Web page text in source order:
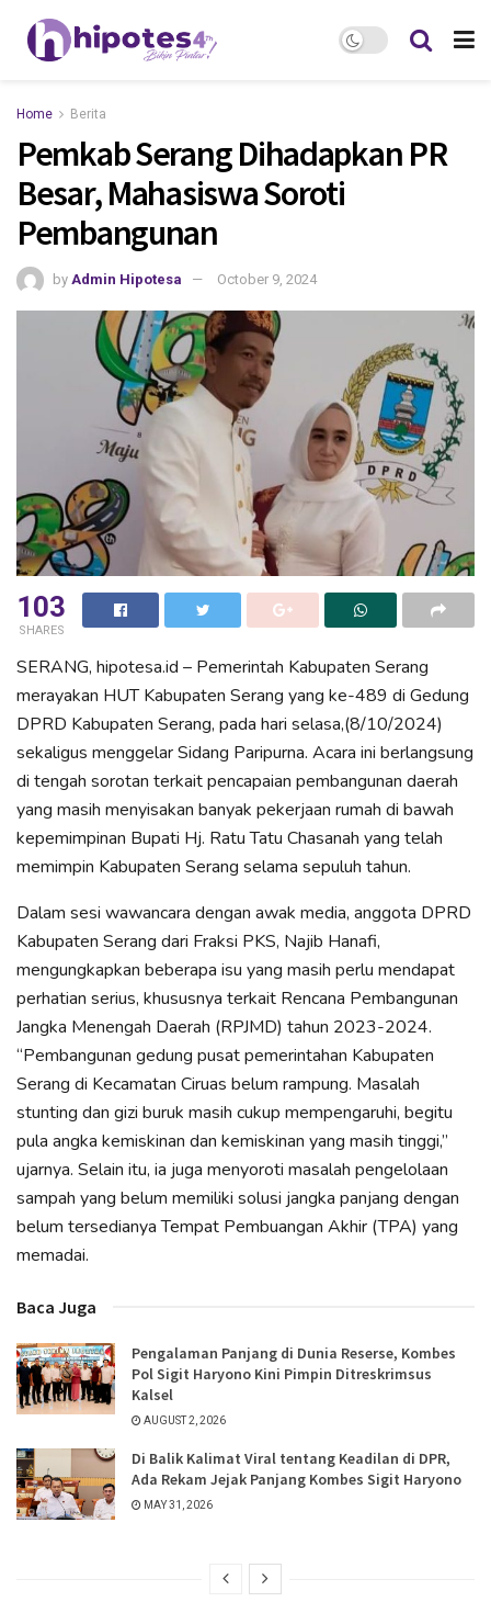
Home Berita
Pemkab Serang Dihadapkan PR
Besar, Mahasiswa Soroti
Pembangunan
by Admin Hipotesa October 9, 2024
103
SHARES
SERANG, hipotesa.id – Pemerintah Kabupaten Serang
merayakan HUT Kabupaten Serang yang ke-489 di Gedung
DPRD Kabupaten Serang, pada hari selasa,(8/10/2024)
sekaligus menggelar Sidang Paripurna. Acara ini berlangsung
di tengah sorotan terkait pencapaian pembangunan daerah
yang masih menyisakan banyak pekerjaan rumah di bawah
kepemimpinan Bupati Hj. Ratu Tatu Chasanah yang telah
memimpin Kabupaten Serang selama sepuluh tahun.
Dalam sesi wawancara dengan awak media, anggota DPRD
Kabupaten Serang dari Fraksi PKS, Najib Hanafi,
mengungkapkan beberapa isu yang masih perlu mendapat
perhatian serius, khususnya terkait Rencana Pembangunan
Jangka Menengah Daerah (RPJMD) tahun 2023-2024.
“Pembangunan gedung pusat pemerintahan Kabupaten
Serang di Kecamatan Ciruas belum rampung. Masalah
stunting dan gizi buruk masih cukup mempengaruhi, begitu
pula angka kemiskinan dan kemiskinan yang masih tinggi,”
ujarnya. Selain itu, ia juga menyoroti masalah pengelolaan
sampah yang belum memiliki solusi jangka panjang dengan
belum tersedianya Tempat Pembuangan Akhir (TPA) yang
memadai.
Baca Juga
Pengalaman Panjang di Dunia Reserse, Kombes
Pol Sigit Haryono Kini Pimpin Ditreskrimsus
Kalsel
AUGUST 2, 2026
Di Balik Kalimat Viral tentang Keadilan di DPR,
Ada Rekam Jejak Panjang Kombes Sigit Haryono
MAY 31, 2026